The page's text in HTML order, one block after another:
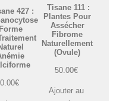
427 :
Forme
€
Tisane 111 :
Plantes Pour
Assécher
Fibrome
Naturellement
(Ovule)
50.00€
Ajouter au